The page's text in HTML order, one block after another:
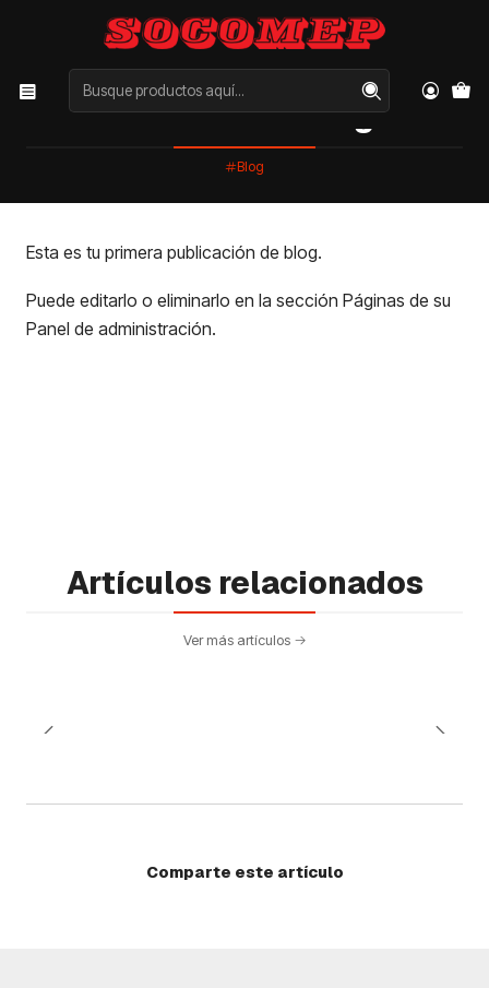
Inicio Blog Entrada del Blog
PUBLICADO EL 19/6/2025
Entrada del Blog
Blog
Esta es tu primera publicación de blog.
Puede editarlo o eliminarlo en la sección Páginas de su
Panel de administración.
Artículos relacionados
Ver más artículos
Comparte este artículo